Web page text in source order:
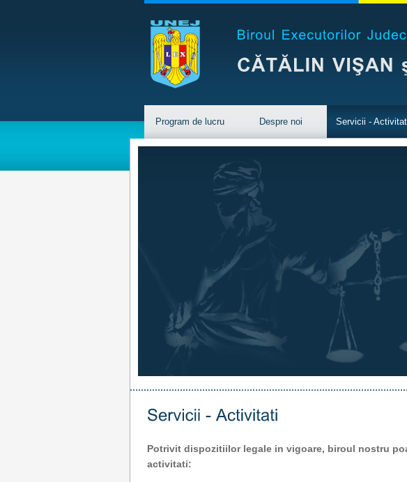
Program de lucru Despre noi Servicii -
Potrivit dispozitiilor legale in vigoare, biroul nostru
activitati: